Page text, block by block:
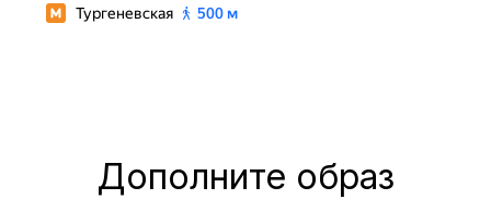
Дополните образ